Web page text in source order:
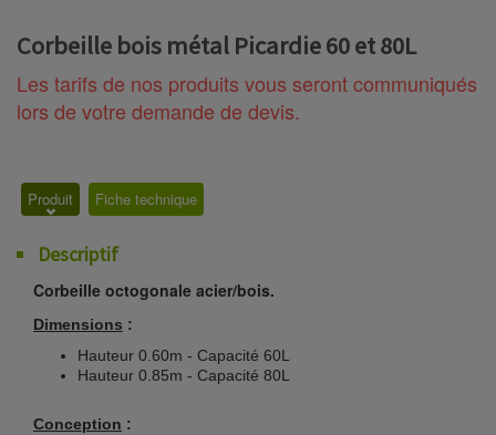
Corbeille bois métal Picardie 60 et 80L
Les tarifs de nos produits vous seront communiqués
lors de votre demande de devis.
Produit Fiche technique
Descriptif
Corbeille octogonale acier/bois.
Dimensions :
Hauteur 0.60m - Capacité 60L
Hauteur 0.85m - Capacité 80L
Conception :